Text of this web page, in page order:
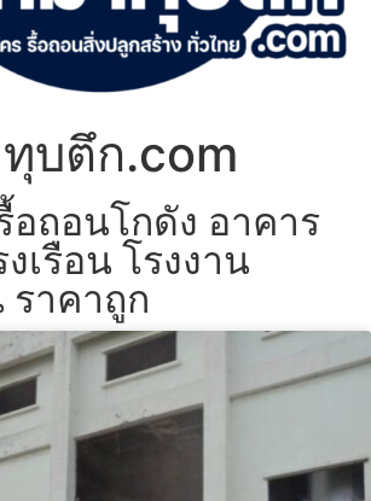
บตึก.com
อถอนโกดัง อาคาร
เรือน โรงงาน
ราคาถูก